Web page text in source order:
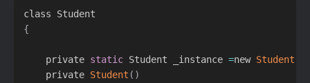
{
    private
static Student _instance =new Student
    private
Student ( )